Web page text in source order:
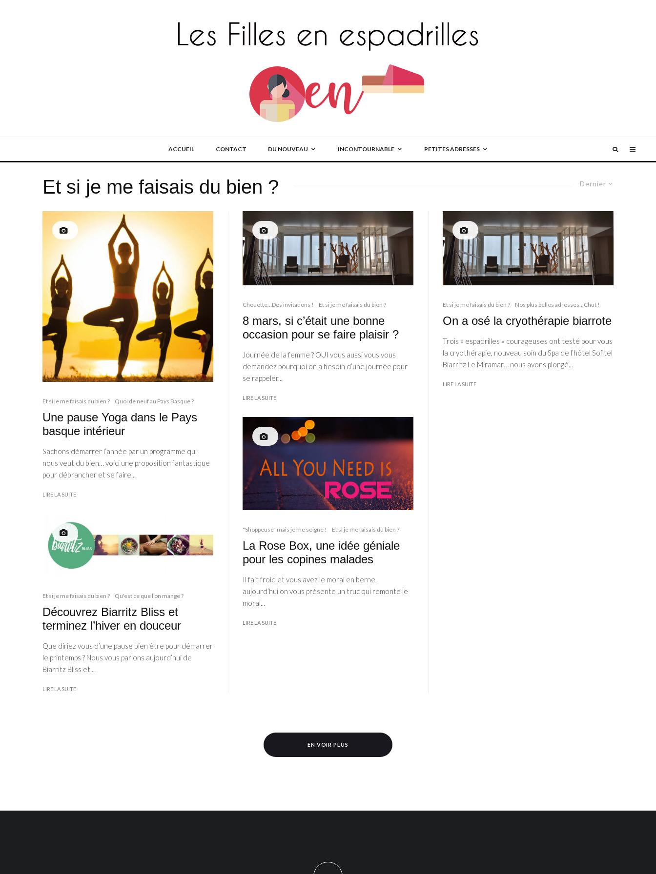
ACCUEIL CONTACT DU NOUVEAU INCONTOURNABLE PETITES ADRESSES
Dernier
Et si je me faisais du bien ?
Et si je me faisais du bien ? Quoi de neuf au Pays Basque ?
Une pause Yoga dans le Pays
basque intérieur
Sachons démarrer l’année par un programme qui
nous veut du bien… voici une proposition fantastique
pour débrancher et se faire...
LIRE LA SUITE
Et si je me faisais du bien ? Qu'est ce que l'on mange ?
Découvrez Biarritz Bliss et
terminez l’hiver en douceur
Que diriez vous d’une pause bien être pour démarrer
le printemps ? Nous vous parlons aujourd’hui de
Biarritz Bliss et...
LIRE LA SUITE
Chouette...Des invitations ! Et si je me faisais du bien ?
8 mars, si c’était une bonne
occasion pour se faire plaisir ?
Journée de la femme ? OUI vous aussi vous vous
demandez pourquoi on a besoin d’une journée pour
se rappeler...
LIRE LA SUITE
"Shoppeuse" mais je me soigne ! Et si je me faisais du bien ?
La Rose Box, une idée géniale
pour les copines malades
Il fait froid et vous avez le moral en berne,
aujourd’hui on vous présente un truc qui remonte le
moral...
LIRE LA SUITE
Et si je me faisais du bien ? Nos plus belles adresses...Chut !
On a osé la cryothérapie biarrote
Trois « espadrilles » courageuses ont testé pour vous
la cryothérapie, nouveau soin du Spa de l’hôtel Sofitel
Biarritz Le Miramar… nous avons plongé...
LIRE LA SUITE
EN VOIR PLUS